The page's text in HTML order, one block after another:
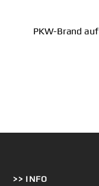
PKW-Brand
>> INFO